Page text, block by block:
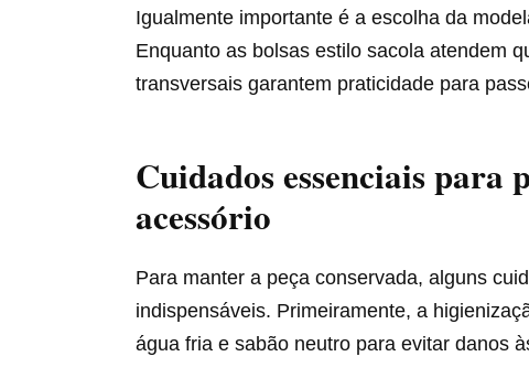
Igualmente importante é a escolha da
Enquanto as bolsas estilo sacola atendem
transversais garantem praticidade para
Cuidados essenciais para
acessório
Para manter a peça conservada, alguns
indispensáveis. Primeiramente, a
água fria e sabão neutro para evitar danos